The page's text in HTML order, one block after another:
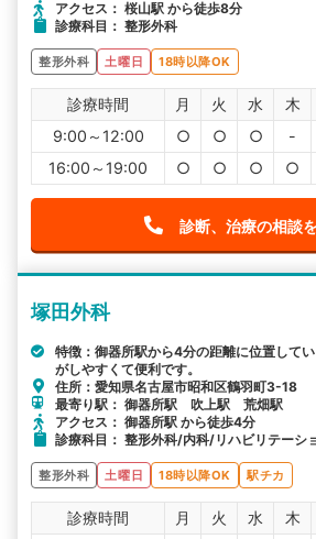
アクセス： 桜山駅 から徒歩8分
診療科目： 整形外科
整形外科 土曜日 18時以降OK
診療時間 月 火 水 木
9:00～12:00
○ ○ ○ -
16:00～19:00
○ ○ ○ ○
診断、治療の相談
塚田外科
特徴：御器所駅から4分の距離に位置して
がしやすくて便利です。
住所：愛知県名古屋市昭和区鶴羽町3-18
最寄り駅： 御器所駅 吹上駅 荒畑駅
アクセス： 御器所駅 から徒歩4分
診療科目： 整形外科/内科/リハビリテーシ
整形外科 土曜日 18時以降OK 駅チカ
診療時間 月 火 水 木